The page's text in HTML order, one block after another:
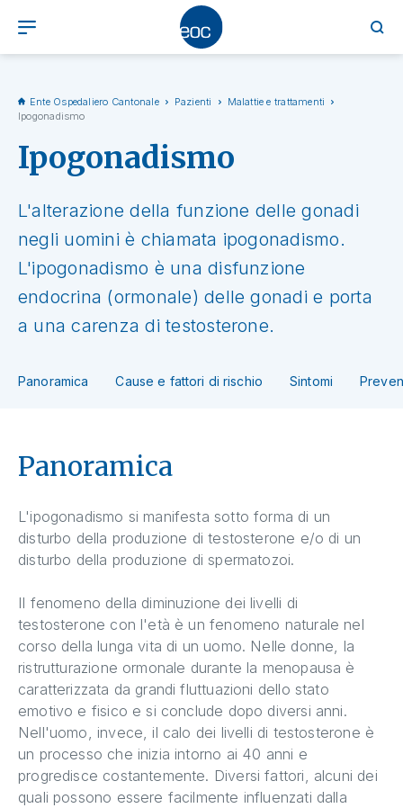
Ente Ospedaliero Cantonale Pazienti
Malattie e trattamenti
Ipogonadismo
Ipogonadismo
L'alterazione della funzione delle gonadi
negli uomini è chiamata ipogonadismo.
L'ipogonadismo è una disfunzione
endocrina (ormonale) delle gonadi e porta
a una carenza di testosterone.
Panoramica Cause e fattori di rischio Sintomi
Panoramica
L'ipogonadismo si manifesta sotto forma di un
disturbo della produzione di testosterone e/o di un
disturbo della produzione di spermatozoi.
Il fenomeno della diminuzione dei livelli di
testosterone con l'età è un fenomeno naturale nel
corso della lunga vita di un uomo. Nelle donne, la
ristrutturazione ormonale durante la menopausa è
caratterizzata da grandi fluttuazioni dello stato
emotivo e fisico e si conclude dopo diversi anni.
Nell'uomo, invece, il calo dei livelli di testosterone è
un processo che inizia intorno ai 40 anni e
progredisce costantemente. Diversi fattori, alcuni dei
quali possono essere facilmente influenzati dalla